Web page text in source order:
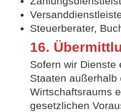
Steuerberater,
16.
Sofern wir Dienste
Staaten außerhalb
Wirtschaftsraums
gesetzlichen